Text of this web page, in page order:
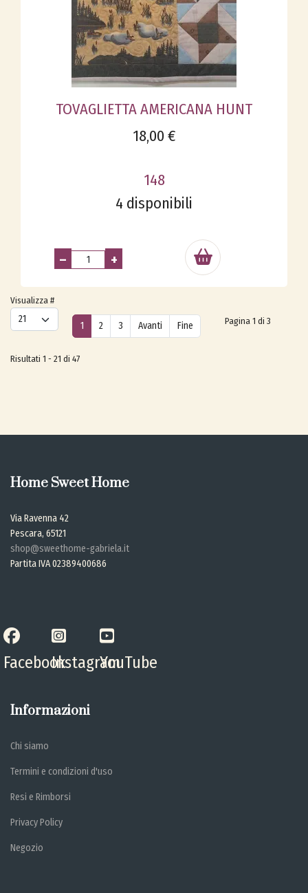
TOVAGLIETTA AMERICANA HUNT
18,00 €
148
4 disponibili
– +
Visualizza #
1 2 3 Avanti Fine Pagina 1 di 3
Risultati 1 - 21 di 47
Home Sweet Home
Via Ravenna 42
Pescara, 65121
shop@sweethome-gabriela.it
Partita IVA 02389400686
FacebookInstagramYouTube
Informazioni
Chi siamo
Termini e condizioni d'uso
Resi e Rimborsi
Privacy Policy
Negozio